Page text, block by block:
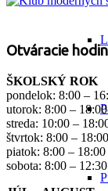
Otváracie
ŠKOLSKÝ ROK
pondelok: 8:00 –
utorok: 8:00 – 18:00
streda: 10:00 –
štvrtok: 8:00 – 18:00
piatok: 8:00 – 18:00
sobota: 8:00 – 12:30